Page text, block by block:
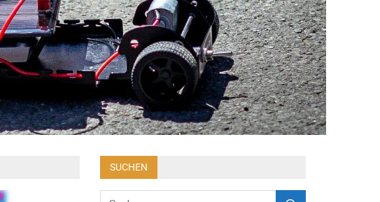
SUCHEN